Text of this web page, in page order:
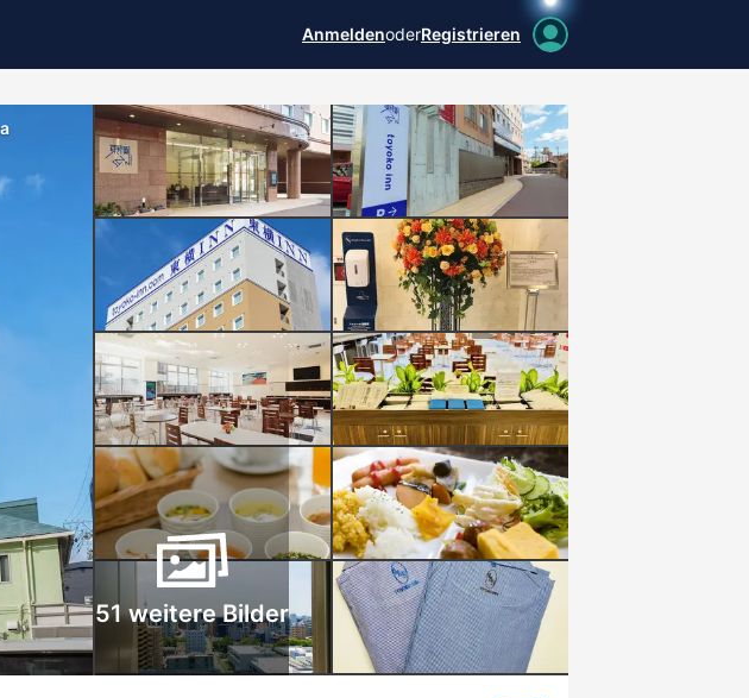
AnmeldenoderRegistrieren
51 weitere Bilder